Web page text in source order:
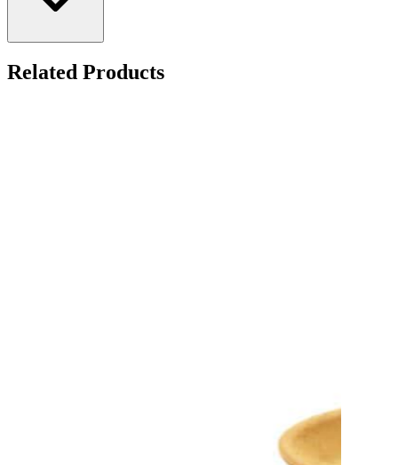
Related Products